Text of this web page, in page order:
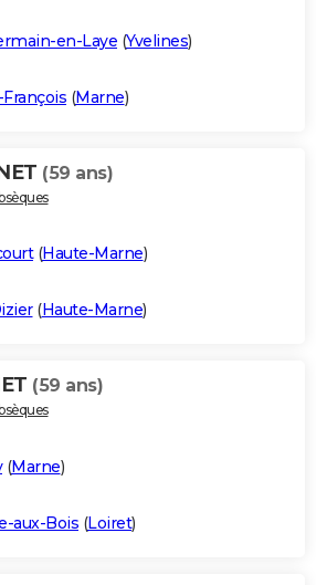
en-Laye (Yvelines)
(Marne)
(59 ans)
(Haute-Marne)
(Haute-Marne)
(59 ans)
(Marne)
aux-Bois (Loiret)